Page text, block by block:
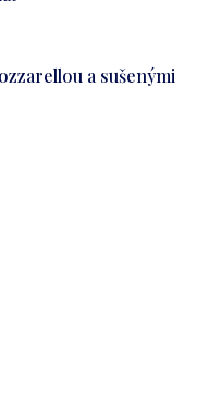
a sušenými